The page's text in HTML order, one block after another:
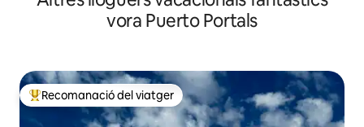
vora Puerto Portals
Principals recomanacions dels viatgers
Recomanació del viatger